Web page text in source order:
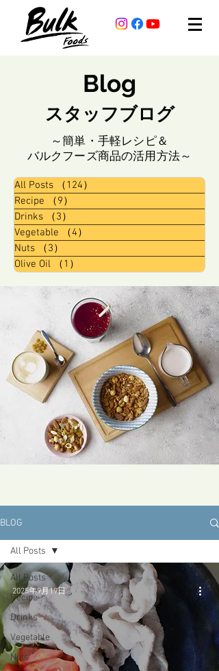
Blog
スタッフブログ
～簡単・手軽レシピ＆
バルクフーズ商品の活用方法～
All Posts （124）
Recipe
（9）
Drinks
（3）
Vegetable
（4）
Nuts
（3）
Olive Oil
（1）
BLOG
All Posts
Recipe
Drinks
Vegetable
Nuts
All Posts
2025年9月19日